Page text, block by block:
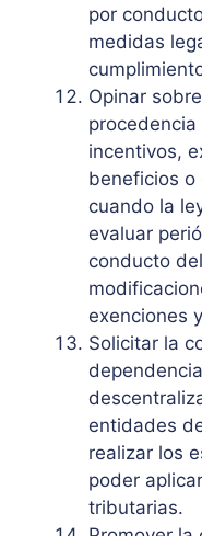
por
medidas
Opinar
incentivos,
beneficios o
cuando la
evaluar
conducto
exenciones
Solicitar la
entidades
realizar los
poder
tributarias.